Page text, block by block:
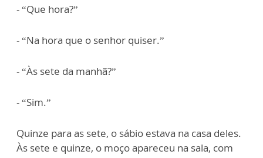
- “Que hora?”
- “Na hora que o senhor quiser.”
- “Às sete da manhã?”
- “Sim.”
Quinze para as sete, o sábio estava na casa deles.
Às sete e quinze, o moço apareceu na sala, com